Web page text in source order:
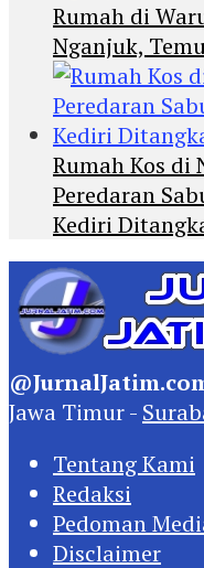
Rumah di
Nganjuk,
Rumah Kos di
Peredaran
Kediri
Jawa Timur -
Tentang Kami
Redaksi
Pedoman
Disclaimer